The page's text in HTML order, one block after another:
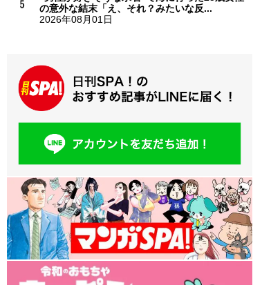
の意外な結末「え、それ？みたいな反...
2026年08月01日